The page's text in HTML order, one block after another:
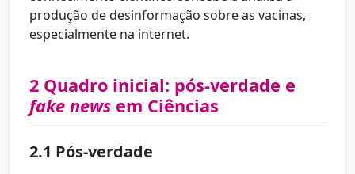
produção de desinformação sobre as vacinas,
especialmente na internet.
2 Quadro inicial: pós-verdade e
fake news em Ciências
2.1 Pós-verdade